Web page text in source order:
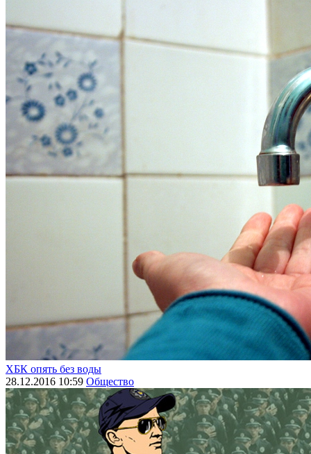
ХБК опять без воды
28.12.2016 10:59 Общество